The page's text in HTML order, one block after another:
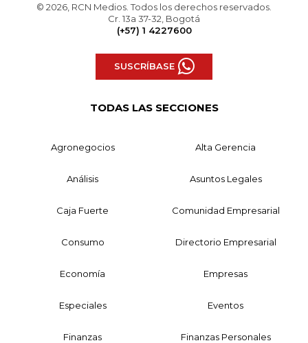
© 2026, RCN Medios. Todos los derechos reservados.
Cr. 13a 37-32, Bogotá
(+57) 1 4227600
SUSCRÍBASE
TODAS LAS SECCIONES
Agronegocios Alta Gerencia
Análisis Asuntos Legales
Caja Fuerte Comunidad Empresarial
Consumo Directorio Empresarial
Economía Empresas
Especiales Eventos
Finanzas Finanzas Personales